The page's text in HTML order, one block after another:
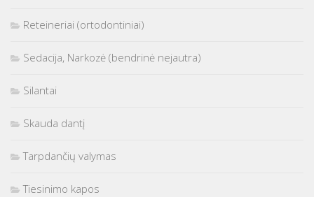
Reteineriai (ortodontiniai)
Sedacija, Narkozė (bendrinė nejautra)
Silantai
Skauda dantį
Tarpdančių valymas
Tiesinimo kapos